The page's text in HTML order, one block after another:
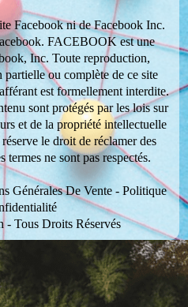
Facebook ni de Facebook Inc.
FACEBOOK est une
Inc. Toute reproduction,
ou complète de ce site
est formellement interdite.
sont protégés par les lois sur
et de la propriété intellectuelle
le droit de réclamer des
termes ne sont pas respectés.
Générales De Vente- Politique
Tous Droits Réservés